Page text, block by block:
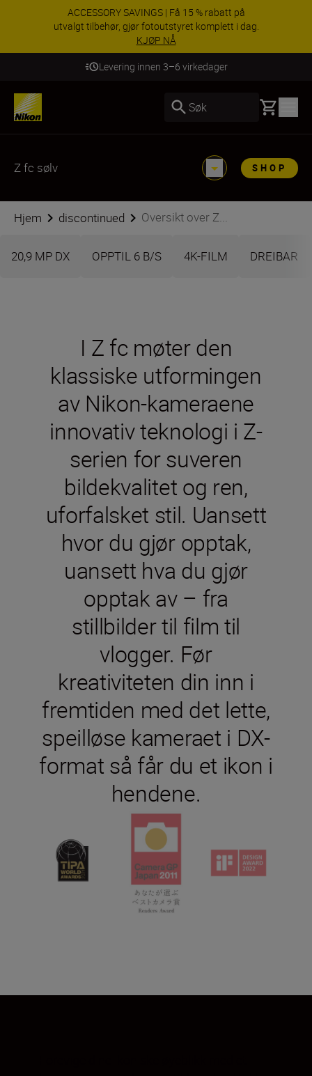
ACCESSORY SAVINGS | Få 15 % rabatt på
utvalgt tilbehør, gjør fotoutstyret komplett i dag.
KJØP NÅ
Levering innen 3–6 virkedager
Søk Basket
Z fc sølv SHOP
Hjem discontinued Oversikt over Z...
20,9 MP DX OPPTIL 6 B/S 4K-FILM DREIBAR
I Z fc møter den
klassiske utformingen
av Nikon-kameraene
innovativ teknologi i Z-
serien for suveren
bildekvalitet og ren,
uforfalsket stil. Uansett
hvor du gjør opptak,
uansett hva du gjør
opptak av – fra
stillbilder til film til
vlogger. Før
kreativiteten din inn i
fremtiden med det lette,
speilløse kameraet i DX-
format så får du et ikon i
hendene.